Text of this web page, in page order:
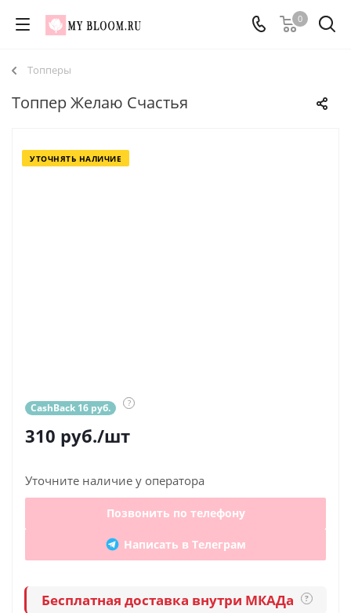
0
Топперы
Топпер Желаю Счастья
УТОЧНЯТЬ НАЛИЧИЕ
CashBack 16 руб. ?
310 руб./шт
Уточните наличие у оператора
Позвонить по телефону
Написать в Телеграм
Бесплатная доставка внутри МКАДа ?